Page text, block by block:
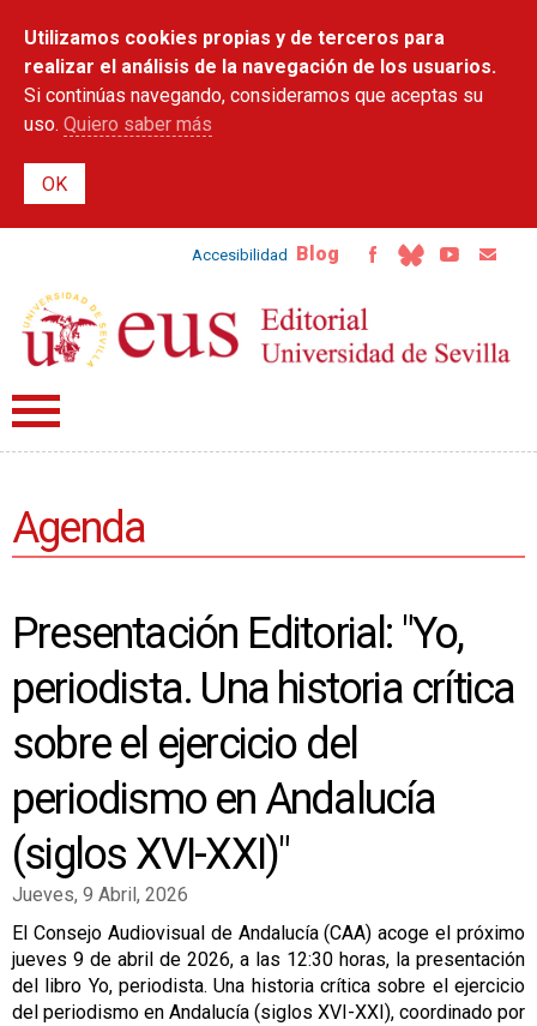
contenido
principal
Utilizamos cookies propias y de terceros para
realizar el análisis de la navegación de los usuarios.
Si continúas navegando, consideramos que aceptas su
uso. Quiero saber más
Accesibilidad Blog
Agenda
Presentación Editorial: "Yo,
periodista. Una historia crítica
sobre el ejercicio del
periodismo en Andalucía
(siglos XVI-XXI)"
Jueves, 9 Abril, 2026
El Consejo Audiovisual de Andalucía (CAA) acoge el próximo
jueves 9 de abril de 2026, a las 12:30 horas, la presentación
del libro Yo, periodista. Una historia crítica sobre el ejercicio
del periodismo en Andalucía (siglos XVI-XXI), coordinado por